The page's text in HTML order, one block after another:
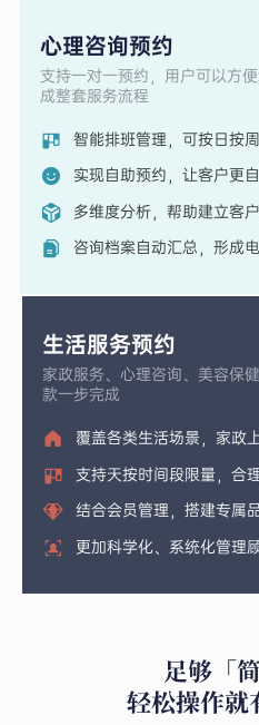
心理咨询预约
支持一对一预约，用户可以方
成整套服务流程
智能排班管理，可按日按
实现自助预约，让客户更
多维度分析，帮助建立客
咨询档案自动汇总，形成
生活服务预约
家政服务、心理咨询、美容保
款一步完成
覆盖各类生活场景，家政
支持天按时间段限量，合
结合会员管理，搭建专属
更加科学化、系统化管理
足够「
轻松操作就